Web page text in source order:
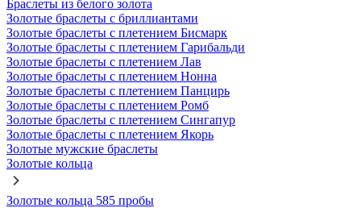
Браслеты из белого золота
Золотые браслеты с бриллиантами
Золотые браслеты с плетением Бисмарк
Золотые браслеты с плетением Гарибальди
Золотые браслеты с плетением Лав
Золотые браслеты с плетением Нонна
Золотые браслеты с плетением Панцирь
Золотые браслеты с плетением Ромб
Золотые браслеты с плетением Сингапур
Золотые браслеты с плетением Якорь
Золотые мужские браслеты
Золотые кольца
Золотые кольца 585 пробы